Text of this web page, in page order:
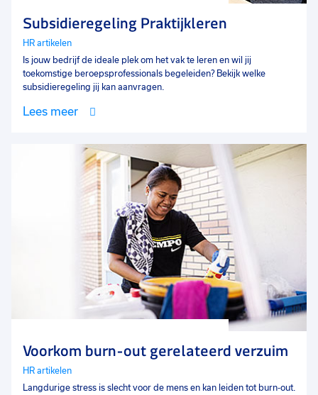
Subsidieregeling Praktijkleren
HR artikelen
Is jouw bedrijf de ideale plek om het vak te leren en wil jij
toekomstige beroepsprofessionals begeleiden? Bekijk welke
subsidieregeling jij kan aanvragen.
Lees meer
Voorkom burn-out gerelateerd verzuim
HR artikelen
Langdurige stress is slecht voor de mens en kan leiden tot burn-out.